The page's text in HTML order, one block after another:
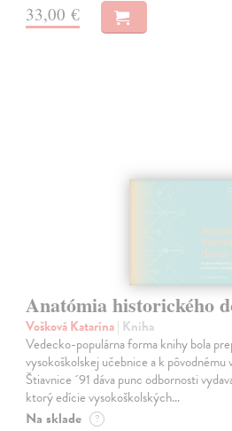
33,00 €
Anatómia historického
Vošková Katarína| Kniha
Vedecko-populárna forma knihy bola
vysokoškolskej učebnice a k
Štiavnice ´91 dáva punc odbornosti
ktorý edície vysokoškolských…
Na sklade ?